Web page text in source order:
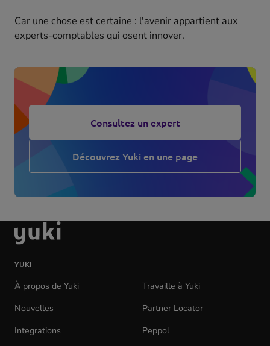
Car une chose est certaine : l'avenir appartient aux
experts-comptables qui osent innover.
Consultez un expert
Découvrez Yuki en une page
(opens
aller
à
page
d'accueil
YUKI
À propos de Yuki Travaille à Yuki
new
Nouvelles
Partner Locator
Integrations
Peppol